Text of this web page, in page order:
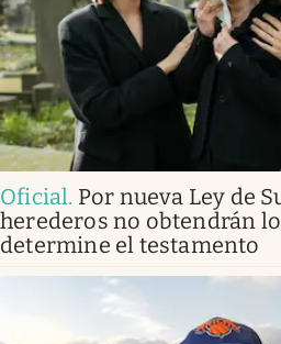
Oficial. Por nueva Ley de
herederos no obtendrán
determine el testamento